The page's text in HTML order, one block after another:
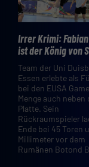
Irrer Krimi:
ist der König von
Team der Uni
Essen erlebte als
bei den EUSA
Menge auch neben
Platte. Sein
Rückraumspieler
Ende bei 45 Toren
Millimeter vor dem
Rumänen Botond